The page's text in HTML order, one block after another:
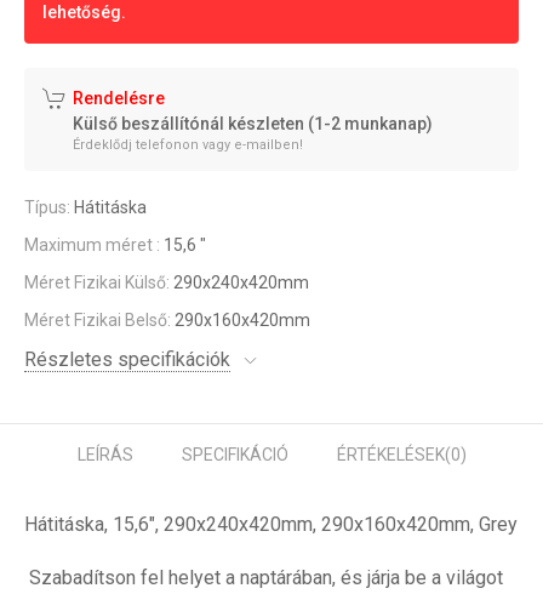
lehetőség.
Rendelésre
Külső beszállítónál készleten (1-2 munkanap)
Érdeklődj telefonon vagy e-mailben!
Típus: Hátitáska
Maximum méret : 15,6 "
Méret Fizikai Külső: 290x240x420mm
Méret Fizikai Belső: 290x160x420mm
Részletes specifikációk
LEÍRÁS SPECIFIKÁCIÓ ÉRTÉKELÉSEK(0)
Hátitáska, 15,6", 290x240x420mm, 290x160x420mm, Grey
Szabadítson fel helyet a naptárában, és járja be a világot